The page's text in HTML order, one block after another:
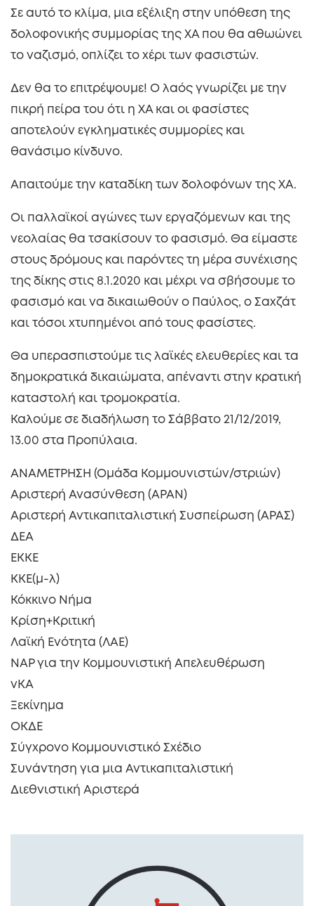
Σε αυτό το κλίμα, μια εξέλιξη στην υπόθεση της
δολοφονικής συμμορίας της ΧΑ που θα αθωώνει
το ναζισμό, οπλίζει το χέρι των φασιστών.
Δεν θα το επιτρέψουμε! Ο λαός γνωρίζει με την
πικρή πείρα του ότι η ΧΑ και οι φασίστες
αποτελούν εγκληματικές συμμορίες και
θανάσιμο κίνδυνο.
Απαιτούμε την καταδίκη των δολοφόνων της ΧΑ.
Οι παλλαϊκοί αγώνες των εργαζόμενων και της
νεολαίας θα τσακίσουν το φασισμό. Θα είμαστε
στους δρόμους και παρόντες τη μέρα συνέχισης
της δίκης στις 8.1.2020 και μέχρι να σβήσουμε το
φασισμό και να δικαιωθούν ο Παύλος, ο Σαχζάτ
και τόσοι χτυπημένοι από τους φασίστες.
Θα υπερασπιστούμε τις λαϊκές ελευθερίες και τα
δημοκρατικά δικαιώματα, απέναντι στην κρατική
καταστολή και τρομοκρατία.
Καλούμε σε διαδήλωση το Σάββατο 21/12/2019,
13.00 στα Προπύλαια.
ΑΝΑΜΕΤΡΗΣΗ (Ομάδα Κομμουνιστών/στριών)
Αριστερή Ανασύνθεση (ΑΡΑΝ)
Αριστερή Αντικαπιταλιστική Συσπείρωση (ΑΡΑΣ)
ΔΕΑ
ΕΚΚΕ
ΚΚΕ(μ-λ)
Κόκκινο Νήμα
Κρίση+Κριτική
Λαϊκή Ενότητα (ΛΑΕ)
ΝΑΡ για την Κομμουνιστική Απελευθέρωση
νΚΑ
Ξεκίνημα
ΟΚΔΕ
Σύγχρονο Κομμουνιστικό Σχέδιο
Συνάντηση για μια Αντικαπιταλιστική
Διεθνιστική Αριστερά